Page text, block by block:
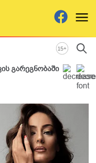
15+
გარეგნობაში